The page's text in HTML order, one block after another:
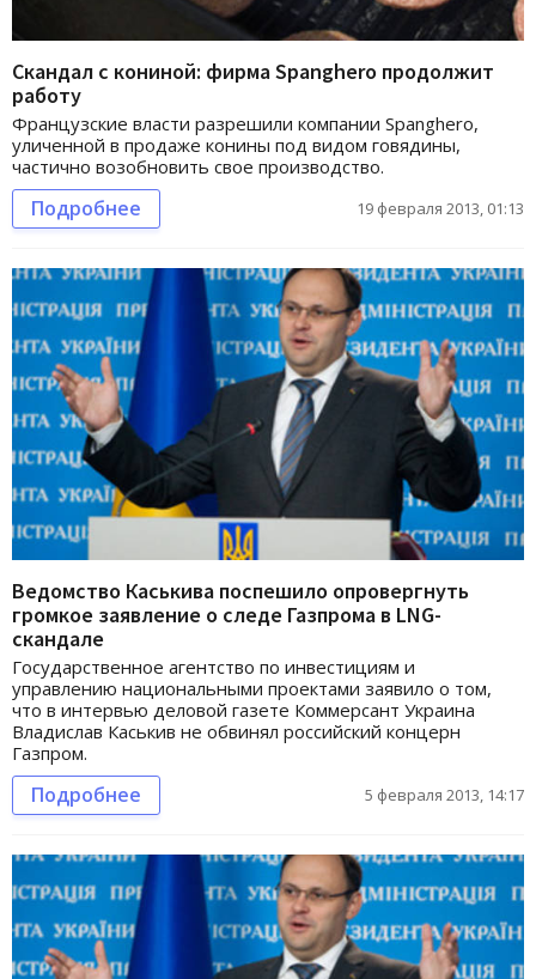
Скандал с кониной: фирма Spanghero продолжит
работу
Французские власти разрешили компании Spanghero,
уличенной в продаже конины под видом говядины,
частично возобновить свое производство.
Подробнее 19 февраля 2013, 01:13
Ведомство Каськива поспешило опровергнуть
громкое заявление о следе Газпрома в LNG-
скандале
Государственное агентство по инвестициям и
управлению национальными проектами заявило о том,
что в интервью деловой газете Коммерсант Украина
Владислав Каськив не обвинял российский концерн
Газпром.
Подробнее 5 февраля 2013, 14:17